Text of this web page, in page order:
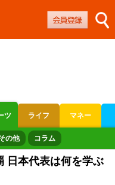
ツ ライフ マネー
の他 コラム
日本代表は何を学ぶ